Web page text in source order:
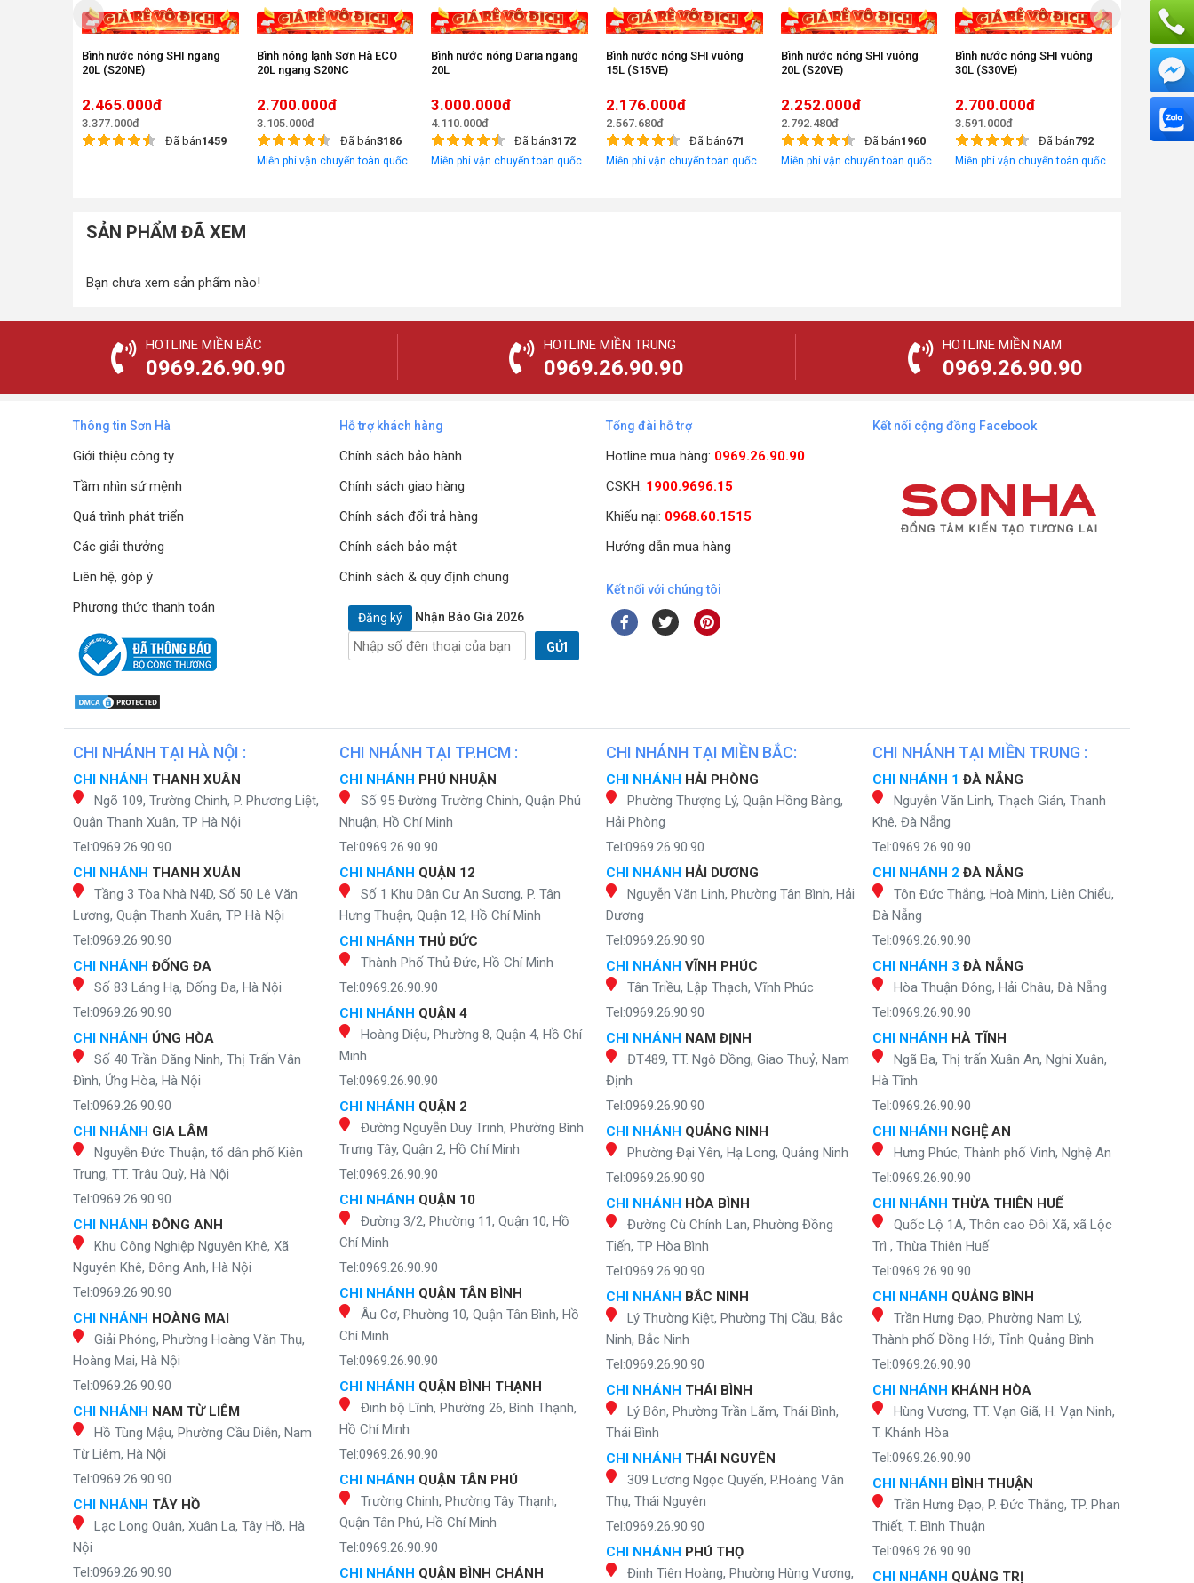
Bình nước nóng SHI ngang
20L (S20NE)
2.465.000đ
3.377.000đ
Đã bán1459
Bình nóng lạnh Sơn Hà ECO
20L ngang S20NC
2.700.000đ
3.105.000đ
Đã bán3186
Miễn phí vận chuyển toàn quốc
Bình nước nóng Daria ngang
20L
3.000.000đ
4.110.000đ
Đã bán3172
Miễn phí vận chuyển toàn quốc
Bình nước nóng SHI vuông
15L (S15VE)
2.176.000đ
2.567.680đ
Đã bán671
Miễn phí vận chuyển toàn quốc
Bình nước nóng SHI vuông
20L (S20VE)
2.252.000đ
2.792.480đ
Đã bán1960
Miễn phí vận chuyển toàn quốc
Bình nước nóng SHI vuông
30L (S30VE)
2.700.000đ
3.591.000đ
Đã bán792
Miễn phí vận chuyển toàn quốc
Bình nước
mặt nạ
2.711.500đ
SẢN PHẨM ĐÃ XEM
Bạn chưa xem sản phẩm nào!
HOTLINE MIỀN BẮC
0969.26.90.90
HOTLINE MIỀN TRUNG
0969.26.90.90
HOTLINE MIỀN NAM
0969.26.90.90
Thông tin Sơn Hà
Giới thiệu công ty
Tầm nhìn sứ mệnh
Quá trình phát triển
Các giải thưởng
Liên hệ, góp ý
Phương thức thanh toán
Hỗ trợ khách hàng
Chính sách bảo hành
Chính sách giao hàng
Chính sách đổi trả hàng
Chính sách bảo mật
Chính sách & quy định chung
Đăng ký Nhận Báo Giá 2026
GỬI
Tổng đài hỗ trợ
Hotline mua hàng: 0969.26.90.90
CSKH: 1900.9696.15
Khiếu nại: 0968.60.1515
Hướng dẫn mua hàng
Kết nối với chúng tôi
Kết nối cộng đồng Facebook
CHI NHÁNH TẠI HÀ NỘI :
CHI NHÁNH THANH XUÂN
Ngõ 109, Trường Chinh, P. Phương Liệt,
Quận Thanh Xuân, TP Hà Nội
Tel:0969.26.90.90
CHI NHÁNH THANH XUÂN
Tầng 3 Tòa Nhà N4D, Số 50 Lê Văn
Lương, Quận Thanh Xuân, TP Hà Nội
Tel:0969.26.90.90
CHI NHÁNH ĐỐNG ĐA
Số 83 Láng Hạ, Đống Đa, Hà Nội
Tel:0969.26.90.90
CHI NHÁNH ỨNG HÒA
Số 40 Trần Đăng Ninh, Thị Trấn Vân
Đình, Ứng Hòa, Hà Nội
Tel:0969.26.90.90
CHI NHÁNH GIA LÂM
Nguyễn Đức Thuận, tổ dân phố Kiên
Trung, TT. Trâu Quỳ, Hà Nội
Tel:0969.26.90.90
CHI NHÁNH ĐÔNG ANH
Khu Công Nghiệp Nguyên Khê, Xã
Nguyên Khê, Đông Anh, Hà Nội
Tel:0969.26.90.90
CHI NHÁNH HOÀNG MAI
Giải Phóng, Phường Hoàng Văn Thụ,
Hoàng Mai, Hà Nội
Tel:0969.26.90.90
CHI NHÁNH NAM TỪ LIÊM
Hồ Tùng Mậu, Phường Cầu Diễn, Nam
Từ Liêm, Hà Nội
Tel:0969.26.90.90
CHI NHÁNH TÂY HỒ
Lạc Long Quân, Xuân La, Tây Hồ, Hà
Nội
Tel:0969.26.90.90
CHI NHÁNH TẠI TP.HCM :
CHI NHÁNH PHÚ NHUẬN
Số 95 Đường Trường Chinh, Quận Phú
Nhuận, Hồ Chí Minh
Tel:0969.26.90.90
CHI NHÁNH QUẬN 12
Số 1 Khu Dân Cư An Sương, P. Tân
Hưng Thuận, Quận 12, Hồ Chí Minh
CHI NHÁNH THỦ ĐỨC
Thành Phố Thủ Đức, Hồ Chí Minh
Tel:0969.26.90.90
CHI NHÁNH QUẬN 4
Hoàng Diệu, Phường 8, Quận 4, Hồ Chí
Minh
Tel:0969.26.90.90
CHI NHÁNH QUẬN 2
Đường Nguyễn Duy Trinh, Phường Bình
Trưng Tây, Quận 2, Hồ Chí Minh
Tel:0969.26.90.90
CHI NHÁNH QUẬN 10
Đường 3/2, Phường 11, Quận 10, Hồ
Chí Minh
Tel:0969.26.90.90
CHI NHÁNH QUẬN TÂN BÌNH
Âu Cơ, Phường 10, Quận Tân Bình, Hồ
Chí Minh
Tel:0969.26.90.90
CHI NHÁNH QUẬN BÌNH THẠNH
Đinh bộ Lĩnh, Phường 26, Bình Thạnh,
Hồ Chí Minh
Tel:0969.26.90.90
CHI NHÁNH QUẬN TÂN PHÚ
Trường Chinh, Phường Tây Thạnh,
Quận Tân Phú, Hồ Chí Minh
Tel:0969.26.90.90
CHI NHÁNH QUẬN BÌNH CHÁNH
CHI NHÁNH TẠI MIỀN BẮC:
CHI NHÁNH HẢI PHÒNG
Phường Thượng Lý, Quận Hồng Bàng,
Hải Phòng
Tel:0969.26.90.90
CHI NHÁNH HẢI DƯƠNG
Nguyễn Văn Linh, Phường Tân Bình, Hải
Dương
Tel:0969.26.90.90
CHI NHÁNH VĨNH PHÚC
Tân Triều, Lập Thạch, Vĩnh Phúc
Tel:0969.26.90.90
CHI NHÁNH NAM ĐỊNH
ĐT489, TT. Ngô Đồng, Giao Thuỷ, Nam
Định
Tel:0969.26.90.90
CHI NHÁNH QUẢNG NINH
Phường Đại Yên, Hạ Long, Quảng Ninh
Tel:0969.26.90.90
CHI NHÁNH HÒA BÌNH
Đường Cù Chính Lan, Phường Đồng
Tiến, TP Hòa Bình
Tel:0969.26.90.90
CHI NHÁNH BẮC NINH
Lý Thường Kiệt, Phường Thị Cầu, Bắc
Ninh, Bắc Ninh
Tel:0969.26.90.90
CHI NHÁNH THÁI BÌNH
Lý Bôn, Phường Trần Lãm, Thái Bình,
Thái Bình
CHI NHÁNH THÁI NGUYÊN
309 Lương Ngọc Quyến, P.Hoàng Văn
Thụ, Thái Nguyên
Tel:0969.26.90.90
CHI NHÁNH PHÚ THỌ
Đinh Tiên Hoàng, Phường Hùng Vương,
CHI NHÁNH TẠI MIỀN TRUNG :
CHI NHÁNH 1 ĐÀ NẴNG
Nguyễn Văn Linh, Thạch Gián, Thanh
Khê, Đà Nẵng
Tel:0969.26.90.90
CHI NHÁNH 2 ĐÀ NẴNG
Tôn Đức Thắng, Hoà Minh, Liên Chiểu,
Đà Nẵng
Tel:0969.26.90.90
CHI NHÁNH 3 ĐÀ NẴNG
Hòa Thuận Đông, Hải Châu, Đà Nẵng
Tel:0969.26.90.90
CHI NHÁNH HÀ TĨNH
Ngã Ba, Thị trấn Xuân An, Nghi Xuân,
Hà Tĩnh
Tel:0969.26.90.90
CHI NHÁNH NGHỆ AN
Hưng Phúc, Thành phố Vinh, Nghệ An
Tel:0969.26.90.90
CHI NHÁNH THỪA THIÊN HUẾ
Quốc Lộ 1A, Thôn cao Đôi Xã, xã Lộc
Trì , Thừa Thiên Huế
Tel:0969.26.90.90
CHI NHÁNH QUẢNG BÌNH
Trần Hưng Đạo, Phường Nam Lý,
Thành phố Đồng Hới, Tỉnh Quảng Bình
Tel:0969.26.90.90
CHI NHÁNH KHÁNH HÒA
Hùng Vương, TT. Vạn Giã, H. Vạn Ninh,
T. Khánh Hòa
Tel:0969.26.90.90
CHI NHÁNH BÌNH THUẬN
Trần Hưng Đạo, P. Đức Thắng, TP. Phan
Thiết, T. Bình Thuận
Tel:0969.26.90.90
CHI NHÁNH QUẢNG TRỊ